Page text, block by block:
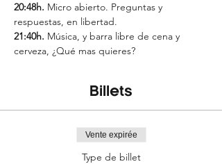
20:48h. Micro abierto. Preguntas y
respuestas, en libertad.
21:40h. Música, y barra libre de cena y
cerveza, ¿Qué mas quieres?
Billets
Vente expirée
Type de billet